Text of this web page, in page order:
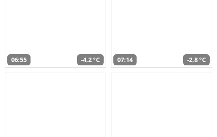
06:55 -4,2 °C 07:14 -2,8 °C